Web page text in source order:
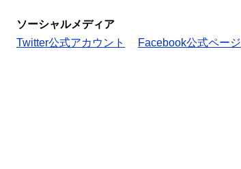
ソーシャルメディア
Twitter公式アカウント
Facebook公式ページ